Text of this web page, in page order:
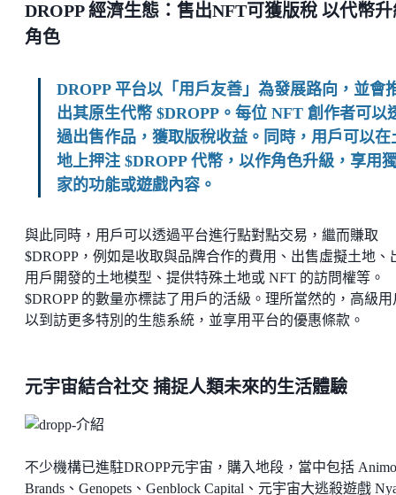
DROPP 經濟生態：售出NFT可獲版稅 以代幣
角色
DROPP 平台以「用戶友善」為發展路向，並會
出其原生代幣 $DROPP。每位 NFT 創作者可以
過出售作品，獲取版稅收益。同時，用戶可以在
地上押注 $DROPP 代幣，以作角色升級，享用
家的功能或遊戲內容。
與此同時，用戶可以透過平台進行點對點交易，繼而賺取
$DROPP，例如是收取與品牌合作的費用、出售虛擬土地、
用戶開發的土地模型、提供特殊土地或 NFT 的訪問權等。
$DROPP 的數量亦標誌了用戶的活級。理所當然的，高級用
以到訪更多特別的生態系統，並享用平台的優惠條款。
元宇宙結合社交 捕捉人類未來的生活體驗
不少機構已進駐DROPP元宇宙，購入地段，當中包括
Brands、Genopets、Genblock Capital、元宇宙大逃殺遊戲